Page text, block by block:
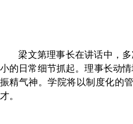
梁文第理事长在讲话中，
小的日常细节抓起。理事长动
振精气神。学院将以制度化的
才。